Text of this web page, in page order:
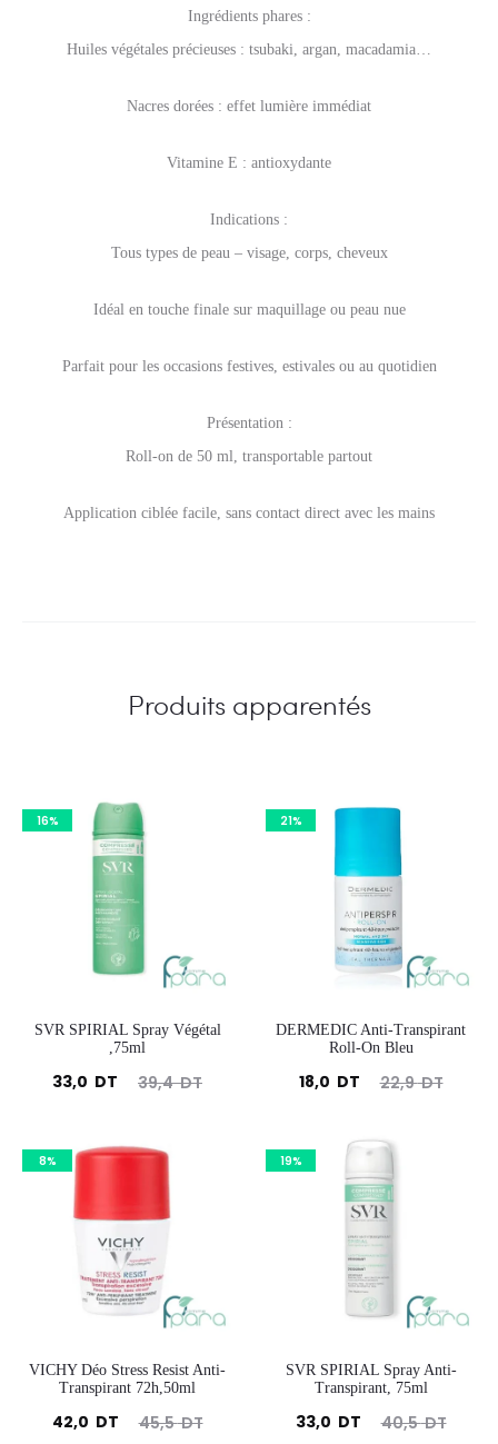
Ingrédients phares :
Huiles végétales précieuses : tsubaki, argan, macadamia…
Nacres dorées : effet lumière immédiat
Vitamine E : antioxydante
Indications :
Tous types de peau – visage, corps, cheveux
Idéal en touche finale sur maquillage ou peau nue
Parfait pour les occasions festives, estivales ou au quotidien
Présentation :
Roll-on de 50 ml, transportable partout
Application ciblée facile, sans contact direct avec les mains
Produits apparentés
16%
SVR SPIRIAL Spray Végétal
,75ml
39,4DT
Le
initial
était :
39,4
DT.
33,0 DT
actuel
21%
DERMEDIC Anti-Transpirant
Roll-On Bleu
22,9DT
Le
initial
était :
22,9
DT.
18,0 DT
Le
actuel
8%
VICHY Déo Stress Resist Anti-
Transpirant 72h,50ml
45,5DT
Le
42,0 DT
19%
SVR SPIRIAL Spray Anti-
Transpirant, 75ml
40,5DT
Le
33,0 DT